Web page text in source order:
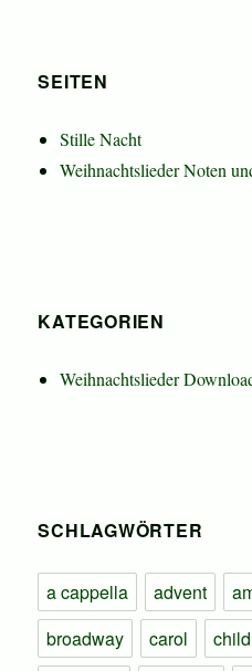
SEITEN
Stille Nacht
Weihnachtslieder Noten
KATEGORIEN
Weihnachtslieder
SCHLAGWÖRTER
a cappella advent
broadway
carol